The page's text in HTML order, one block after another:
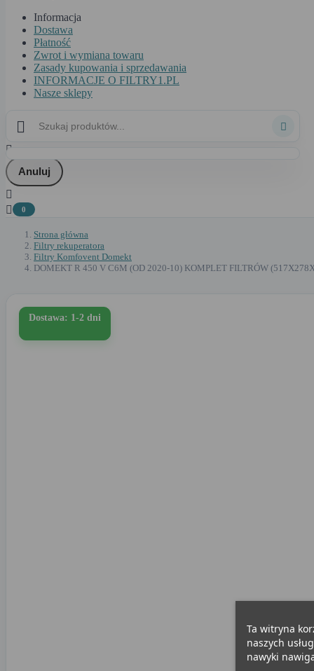
Informacja
Dostawa
Płatność
Zwrot i wymiana towaru
Zasady kupowania i sprzedawania
INFORMACJE O FILTRY1.PL
Nasze sklepy



Anuluj


0
Strona główna
Filtry rekuperatora
Filtry Komfovent Domekt
DOMEKT R 450 V C6M (OD 2020-10) KOMPLET FILTRÓW
Dostawa: 1-2 dni
Ta witryna
naszych
nawyki